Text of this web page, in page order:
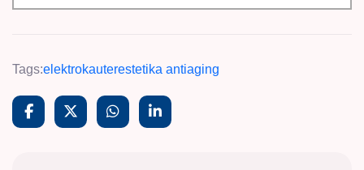
Tags:elektrokauterestetika antiaging